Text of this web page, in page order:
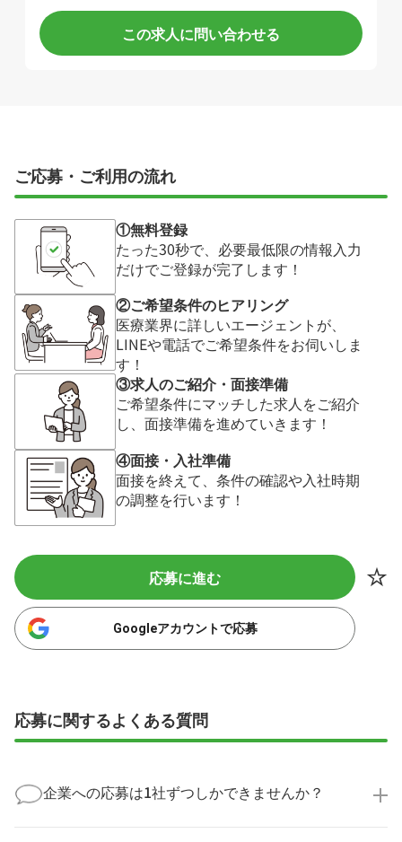
この求人に問い合わせる
ご応募・ご利用の流れ
①無料登録
たった30秒で、必要最低限の情報入力
だけでご登録が完了します！
②ご希望条件のヒアリング
医療業界に詳しいエージェントが、
LINEや電話でご希望条件をお伺いしま
す！
③求人のご紹介・面接準備
ご希望条件にマッチした求人をご紹介
し、面接準備を進めていきます！
④面接・入社準備
面接を終えて、条件の確認や入社時期
の調整を行います！
応募に進む
Googleアカウントで応募
応募に関するよくある質問
企業への応募は1社ずつしかできませんか？